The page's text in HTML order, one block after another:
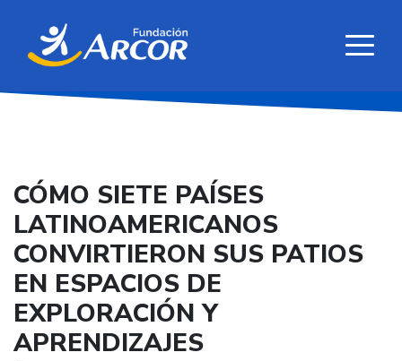
CÓMO SIETE PAÍSES
LATINOAMERICANOS
CONVIRTIERON SUS PATIOS
EN ESPACIOS DE
EXPLORACIÓN Y
APRENDIZAJES